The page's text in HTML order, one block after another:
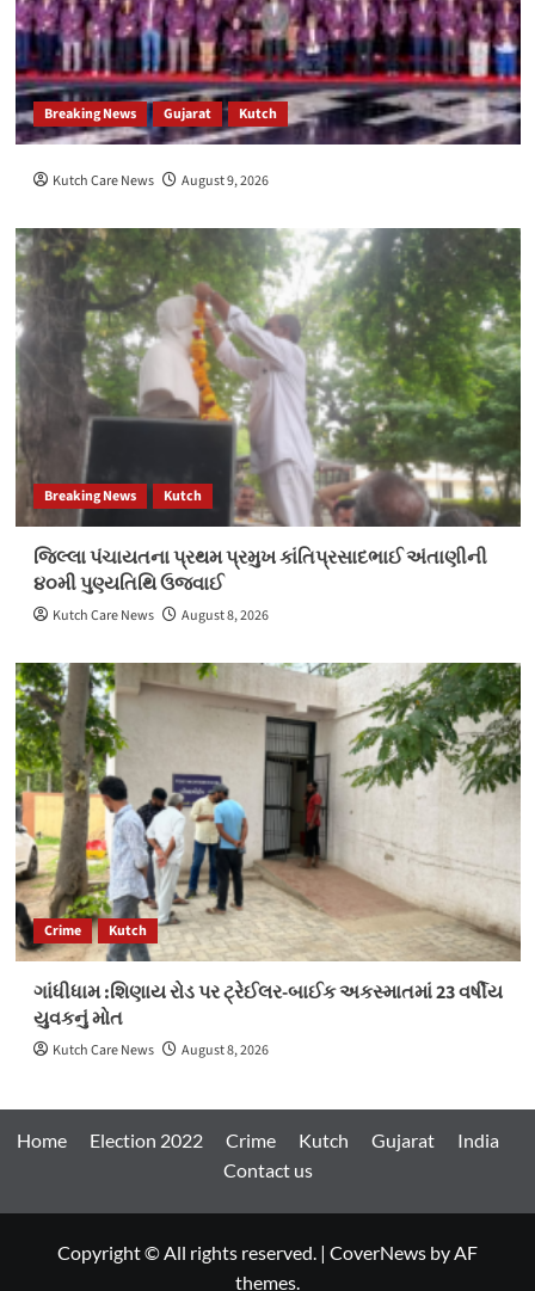
Breaking News Gujarat Kutch
Kutch Care News August 9, 2026
Breaking News Kutch
જિલ્લા પંચાયતના પ્રથમ પ્રમુખ કાંતિપ્રસાદભાઈ અંતાણીની
૪૦મી પુણ્યતિથિ ઉજવાઈ
Kutch Care News August 8, 2026
Crime Kutch
ગાંધીધામ :શિણાય રોડ પર ટ્રેઈલર-બાઈક અકસ્માતમાં 23 વર્ષીય
યુવકનું મોત
Kutch Care News August 8, 2026
Home Election 2022 Crime Kutch Gujarat
India
Contact us
Copyright © All rights reserved. | CoverNews by AF
themes.